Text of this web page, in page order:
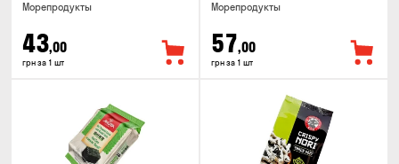
Морепродукты
43,00
грн за 1 шт
Морепродукты
57,00
грн за 1 шт